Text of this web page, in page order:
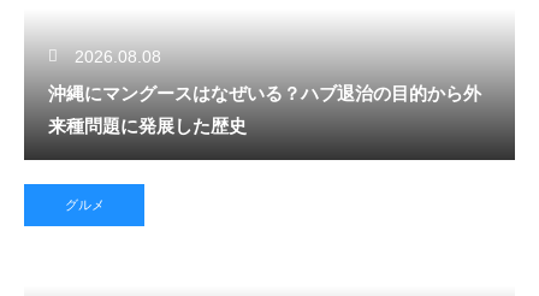
2026.08.08
沖縄にマングースはなぜいる？ハブ退治の目的から外
来種問題に発展した歴史
グルメ